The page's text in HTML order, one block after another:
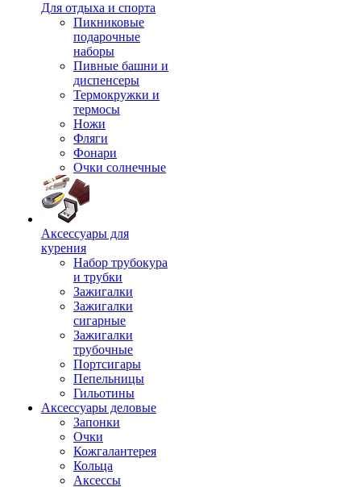
Для отдыха и спорта
Пикниковые
подарочные
наборы
Пивные башни и
диспенсеры
Термокружки и
термосы
Ножи
Фляги
Фонари
Очки солнечные
Аксессуары для
курения
Набор трубокура
и трубки
Зажигалки
Зажигалки
сигарные
Зажигалки
трубочные
Портсигары
Пепельницы
Гильотины
Аксессуары деловые
Запонки
Очки
Кожгалантерея
Кольца
Аксессы